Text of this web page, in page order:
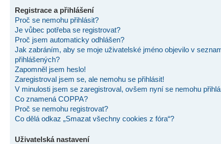
Registrace a přihlášení
Proč se nemohu přihlásit?
Je vůbec potřeba se registrovat?
Proč jsem automaticky odhlášen?
Jak zabráním, aby se moje uživatelské jméno objevilo v
přihlášených?
Zapomněl jsem heslo!
Zaregistroval jsem se, ale nemohu se přihlásit!
V minulosti jsem se zaregistroval, ovšem nyní se nemohu
Co znamená COPPA?
Proč se nemohu registrovat?
Co dělá odkaz „Smazat všechny cookies z fóra“?
Uživatelská nastavení